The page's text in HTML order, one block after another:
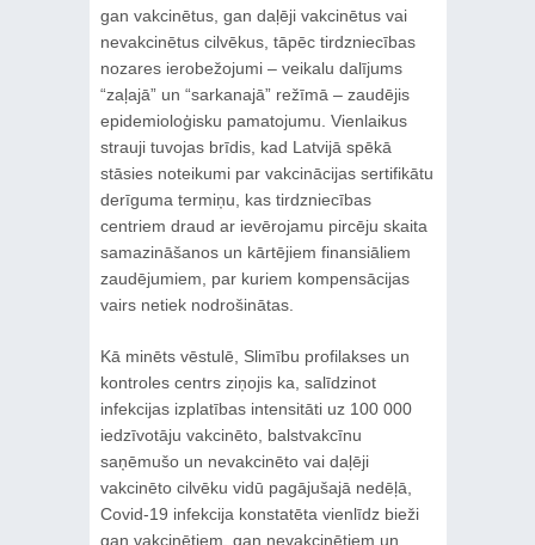
gan vakcinētus, gan daļēji vakcinētus vai
nevakcinētus cilvēkus, tāpēc tirdzniecības
nozares ierobežojumi – veikalu dalījums
“zaļajā” un “sarkanajā” režīmā – zaudējis
epidemioloģisku pamatojumu. Vienlaikus
strauji tuvojas brīdis, kad Latvijā spēkā
stāsies noteikumi par vakcinācijas sertifikātu
derīguma termiņu, kas tirdzniecības
centriem draud ar ievērojamu pircēju skaita
samazināšanos un kārtējiem finansiāliem
zaudējumiem, par kuriem kompensācijas
vairs netiek nodrošinātas.
Kā minēts vēstulē, Slimību profilakses un
kontroles centrs ziņojis ka, salīdzinot
infekcijas izplatības intensitāti uz 100 000
iedzīvotāju vakcinēto, balstvakcīnu
saņēmušo un nevakcinēto vai daļēji
vakcinēto cilvēku vidū pagājušajā nedēļā,
Covid-19 infekcija konstatēta vienlīdz bieži
gan vakcinētiem, gan nevakcinētiem un